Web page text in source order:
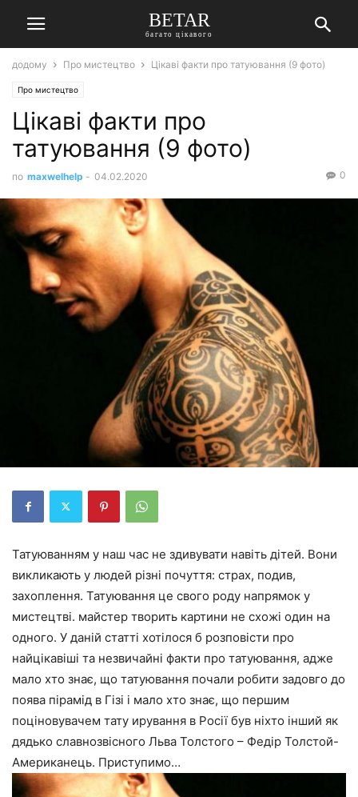
BETAR
багато цікавого
додому Про мистецтво Цікаві факти про татуювання (9 фото)
Про мистецтво
Цікаві факти про
татуювання (9 фото)
по maxwelhelp - 04.02.2020 0
Татуюванням у наш час не здивувати навіть дітей. Вони
викликають у людей різні почуття: страх, подив,
захоплення. Татуювання це свого роду напрямок у
мистецтві. майстер творить картини не схожі один на
одного. У даній статті хотілося б розповісти про
найцікавіші та незвичайні факти про татуювання, адже
мало хто знає, що татуювання почали робити задовго до
поява пірамід в Гізі і мало хто знає, що першим
поціновувачем тату ирування в Росії був ніхто інший як
дядько славнозвісного Льва Толстого – Федір Толстой-
Американець. Приступимо…